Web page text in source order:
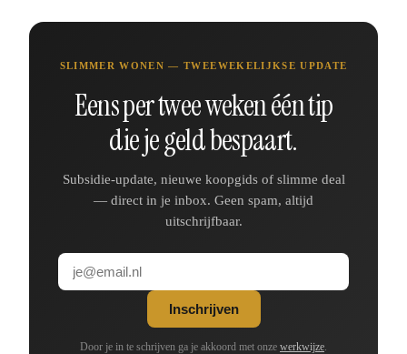
SLIMMER WONEN — TWEEWEKELIJKSE UPDATE
Eens per twee weken één tip
die je geld bespaart.
Subsidie-update, nieuwe koopgids of slimme deal
— direct in je inbox. Geen spam, altijd
uitschrijfbaar.
Inschrijven
Door je in te schrijven ga je akkoord met onze werkwijze